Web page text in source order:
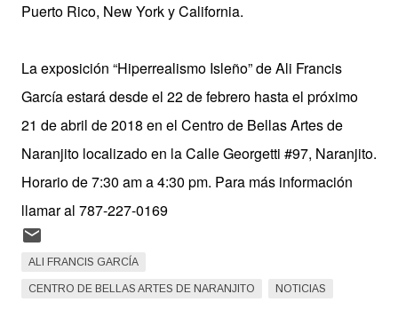
Puerto Rico, New York y California.
La exposición “Hiperrealismo Isleño” de Ali Francis
García estará desde el 22 de febrero hasta el próximo
21 de abril de 2018 en el Centro de Bellas Artes de
Naranjito localizado en la Calle Georgetti #97, Naranjito.
Horario de 7:30 am a 4:30 pm. Para más información
llamar al 787-227-0169
ALI FRANCIS GARCÍA
CENTRO DE BELLAS ARTES DE NARANJITO NOTICIAS